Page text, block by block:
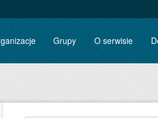
Grupy O serwisie